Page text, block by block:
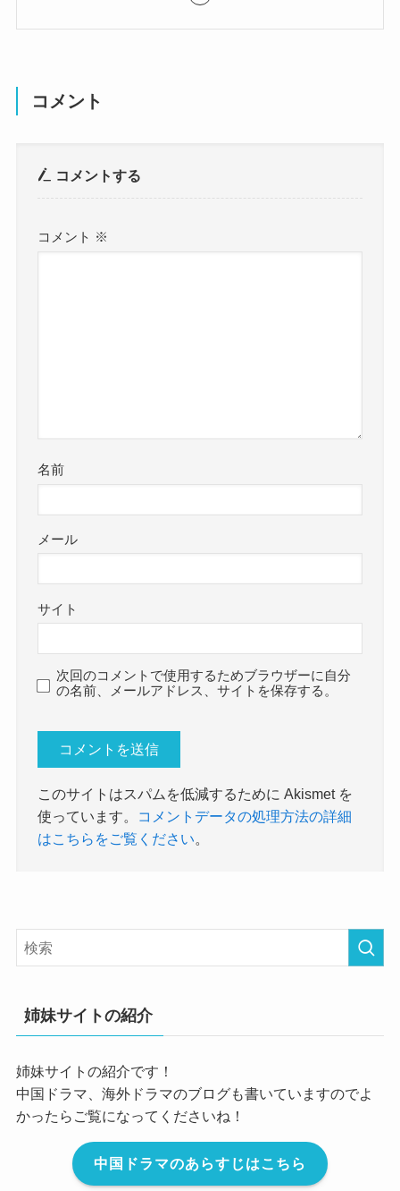
コメント
コメントする
コメント ※
名前
メール
サイト
次回のコメントで使用するためブラウザーに自分
の名前、メールアドレス、サイトを保存する。
このサイトはスパムを低減するために Akismet を
使っています。
コメントデータの処理方法の詳細
はこちらをご覧ください
姉妹サイトの紹介
姉妹サイトの紹介です！
中国ドラマ、海外ドラマのブログも書いていますのでよ
かったらご覧になってくださいね！
中国ドラマのあらすじはこちら